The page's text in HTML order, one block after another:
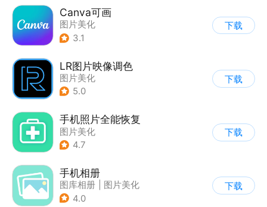
Canva可画
图片美化
3.1
下载
LR图片映像调色
图片美化
5.0
下载
手机照片全能恢复
图片美化
4.7
下载
手机相册
图库相册
图片美化
4.0
下载